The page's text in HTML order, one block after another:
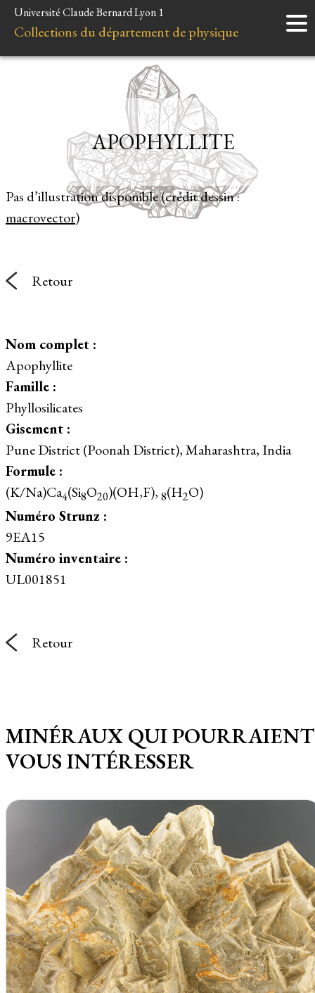
Accueil
Instruments
Liens et ressources
Université Claude Bernard Lyon 1
Collections du département de physique
Pas d’illustration disponible (crédit dessin :
macrovector)
APOPHYLLITE
Retour
Nom complet :
Apophyllite
Famille :
Phyllosilicates
Gisement :
Pune District (Poonah District), Maharashtra, India
Formule :
(K/Na)Ca4(Si8O20)(OH,F), 8(H2O)
Numéro Strunz :
9EA15
Numéro inventaire :
UL001851
Retour
MINÉRAUX QUI POURRAIENT
VOUS INTÉRESSER